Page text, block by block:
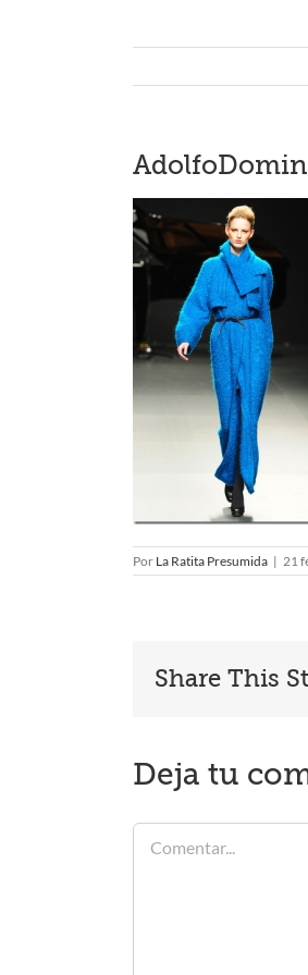
Por La Ratita Presumida | 21
Share This
Deja tu
Comentar